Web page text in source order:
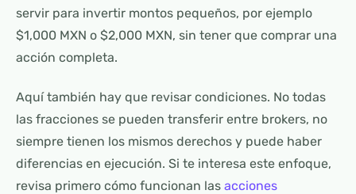
servir para invertir montos pequeños, por ejemplo
$1,000 MXN o $2,000 MXN, sin tener que comprar una
acción completa.
Aquí también hay que revisar condiciones. No todas
las fracciones se pueden transferir entre brokers, no
siempre tienen los mismos derechos y puede haber
diferencias en ejecución. Si te interesa este enfoque,
revisa primero cómo funcionan las acciones